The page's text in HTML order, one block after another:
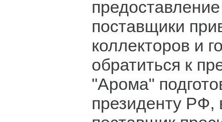
предоставление
поставщики
коллекторов и
обратиться к
"Арома"
президенту РФ,